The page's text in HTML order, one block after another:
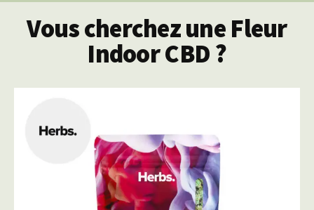
Vous cherchez une Fleur
Indoor CBD ?